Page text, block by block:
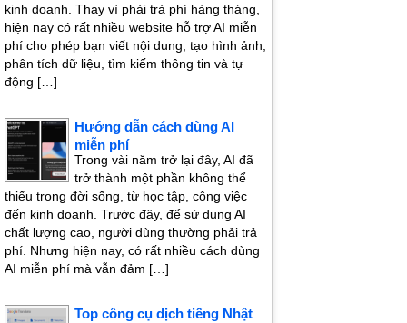
kinh doanh. Thay vì phải trả phí hàng tháng,
hiện nay có rất nhiều website hỗ trợ AI miễn
phí cho phép bạn viết nội dung, tạo hình ảnh,
phân tích dữ liệu, tìm kiếm thông tin và tự
động […]
Hướng dẫn cách dùng AI
miễn phí
Trong vài năm trở lại đây, AI đã
trở thành một phần không thể
thiếu trong đời sống, từ học tập, công việc
đến kinh doanh. Trước đây, để sử dụng AI
chất lượng cao, người dùng thường phải trả
phí. Nhưng hiện nay, có rất nhiều cách dùng
AI miễn phí mà vẫn đảm […]
Top công cụ dịch tiếng Nhật